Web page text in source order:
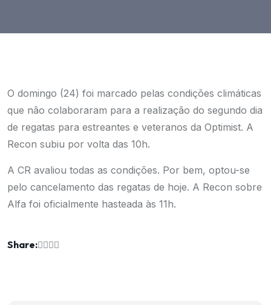
O domingo (24) foi marcado pelas condições climáticas
que não colaboraram para a realização do segundo dia
de regatas para estreantes e veteranos da Optimist. A
Recon subiu por volta das 10h.
A CR avaliou todas as condições. Por bem, optou-se
pelo cancelamento das regatas de hoje. A Recon sobre
Alfa foi oficialmente hasteada às 11h.
Share: